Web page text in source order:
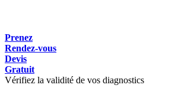
Prenez
Rendez-vous
Devis
Gratuit
Vérifiez la validité de vos diagnostics